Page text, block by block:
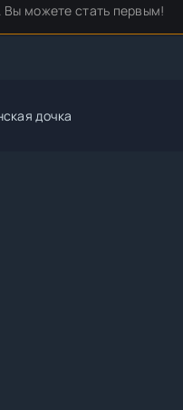
можете стать первым!
дочка